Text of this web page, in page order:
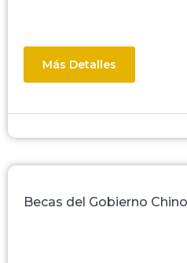
Más Detalles
Becas del Gobierno